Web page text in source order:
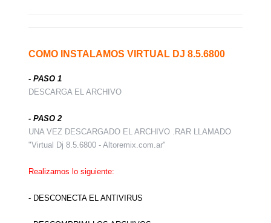
COMO INSTALAMOS VIRTUAL DJ 8.5.6800
- PASO 1
DESCARGA EL ARCHIVO
- PASO 2
UNA VEZ DESCARGADO EL ARCHIVO .RAR LLAMADO
"Virtual Dj 8.5.6800 - Altoremix.com.ar"
Realizamos lo siguiente:
- DESCONECTA EL ANTIVIRUS